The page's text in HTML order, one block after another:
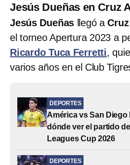
Jesús Dueñas en Cruz
Jesús Dueñas llegó aCruz
el torneo Apertura 2023 a
Ricardo Tuca Ferretti,
varios años en el Club
DEPORTES
América vs San
dónde ver el partido
Leagues Cup 2026
DEPORTES